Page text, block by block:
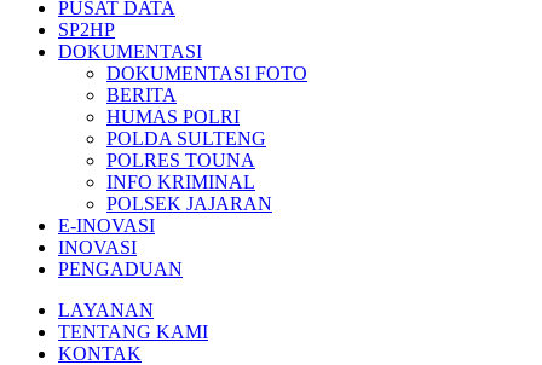
PUSAT DATA
SP2HP
DOKUMENTASI
DOKUMENTASI FOTO
BERITA
HUMAS POLRI
POLDA SULTENG
POLRES TOUNA
INFO KRIMINAL
POLSEK JAJARAN
E-INOVASI
INOVASI
PENGADUAN
LAYANAN
TENTANG KAMI
KONTAK